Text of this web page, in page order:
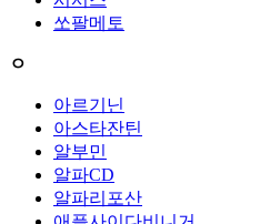
쏘팔메토
ㅇ
아르기닌
아스타잔틴
알부민
알파CD
알파리포산